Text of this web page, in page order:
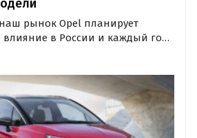
рынок Opel планирует
влияние в России и каждый год
110km.ru со ссылкой на
в регионе Евразия Евгения